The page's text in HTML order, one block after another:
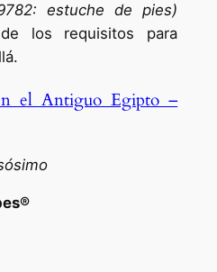
estuche de pies)
los requisitos para
el Antiguo Egipto –